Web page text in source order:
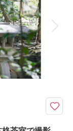
撮影日の空き
を確認する
台紙付写真
挙式
ペットと撮影
）・申請料金・ヘア
ャル）・衣装小物
ェディング♪